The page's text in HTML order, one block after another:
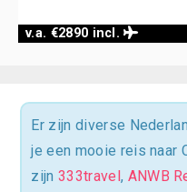
v.a. €2890 incl.
Er zijn diverse
je een mooie reis naar
zijn333travel , ANWB